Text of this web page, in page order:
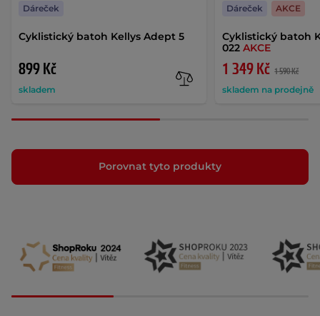
Cyklistický batoh Kellys Adept 5
899 Kč
skladem
Dáreček
Cyklistický batoh
022AKCE
1 349 Kč 1 590 Kč
skladem na prodejně
Dáreček AKCE
Porovnat tyto produkty